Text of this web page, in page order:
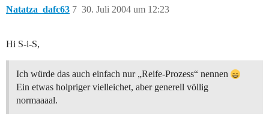
Natatza_dafc63 30. Juli 2004 um 12:23
7
Hi S-i-S,
Ich würde das auch einfach nur „Reife-Prozess“ nennen
Ein etwas holpriger vielleichet, aber generell völlig
normaaaal.